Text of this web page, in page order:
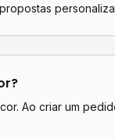
?
Ao criar um